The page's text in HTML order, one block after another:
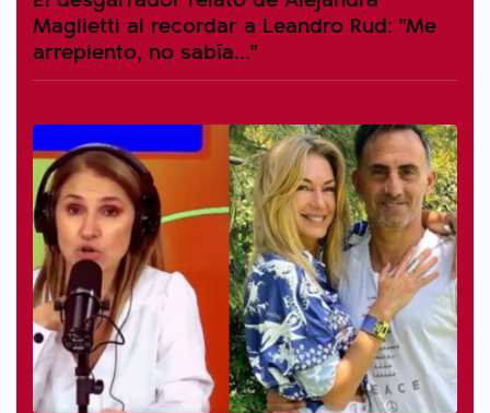
Maglietti al recordar a Leandro Rud: "Me
arrepiento, no sabía..."